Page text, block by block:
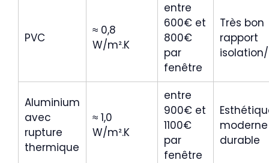
PVC
≈ 0,8
W/m².K
entre
600€ et
800€
par
fenêtre
Très bon
rapport
Aluminium
avec
rupture
thermique
≈ 1,0
W/m².K
entre
900€ et
1100€
par
fenêtre
durable